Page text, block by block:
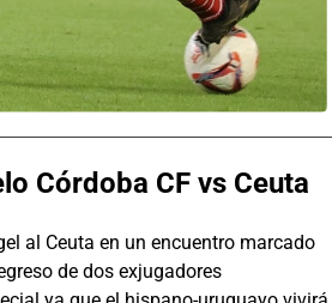
Córdoba CF vs Ceuta
al Ceuta en un encuentro marcado
de dos exjugadores